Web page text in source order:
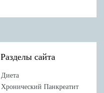
Разделы сайта
Диета
Хронический Панкреатит